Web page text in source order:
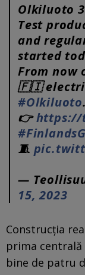
Olkiluoto
Test
and
started
From now
🇫🇮
#Olkiluoto
👉https://
🧵
—
15, 2023
Construcţia
prima centrală
bine de patru